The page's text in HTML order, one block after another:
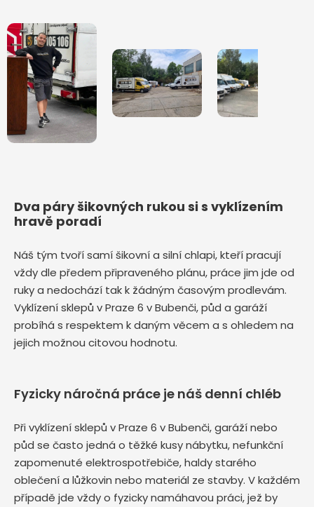
Dva páry šikovných rukou si s vyklízením
hravě poradí
Náš tým tvoří samí šikovní a silní chlapi, kteří pracují
vždy dle předem připraveného plánu, práce jim jde od
ruky a nedochází tak k žádným časovým prodlevám.
Vyklízení sklepů v Praze 6 v Bubenči, půd a garáží
probíhá s respektem k daným věcem a s ohledem na
jejich možnou citovou hodnotu.
Fyzicky náročná práce je náš denní chléb
Při vyklízení sklepů v Praze 6 v Bubenči, garáží nebo
půd se často jedná o těžké kusy nábytku, nefunkční
zapomenuté elektrospotřebiče, haldy starého
oblečení a lůžkovin nebo materiál ze stavby. V každém
případě jde vždy o fyzicky namáhavou práci, jež by